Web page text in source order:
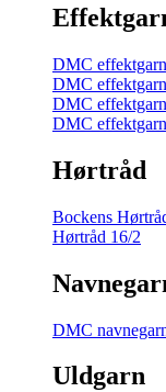
DMC
DMC
DMC
DMC
Hørtråd
Bockens
Hørtråd 16/2
DMC
Uldgarn